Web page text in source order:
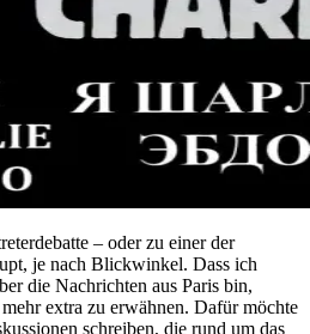
– oder zu einer der
je nach Blickwinkel. Dass ich
die Nachrichten aus Paris bin,
extra zu erwähnen. Dafür möchte
schreiben, die rund um das